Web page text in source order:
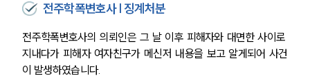
전주학폭변호사 | 징계처분
전주학폭변호사의 의뢰인은 그 날 이후 피해자와 대면한 사이로
지내다가 피해자 여자친구가 메신저 내용을 보고 알게되어 사건
이 발생하였습니다.